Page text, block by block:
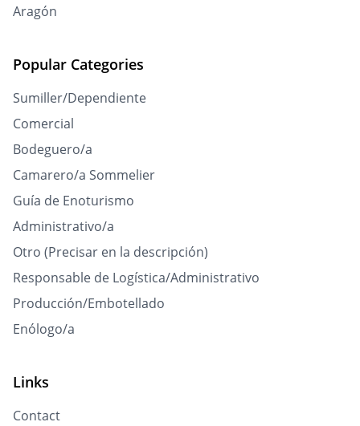
Aragón
Popular Categories
Sumiller/Dependiente
Comercial
Bodeguero/a
Camarero/a Sommelier
Guía de Enoturismo
Administrativo/a
Otro (Precisar en la descripción)
Responsable de Logística/Administrativo
Producción/Embotellado
Enólogo/a
Links
Contact